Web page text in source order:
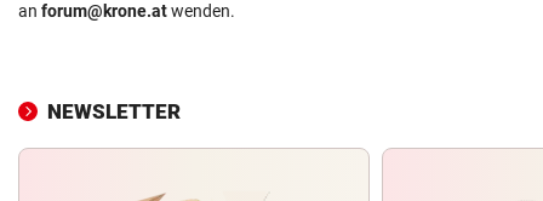
an forum@krone.atwenden.
NEWSLETTER